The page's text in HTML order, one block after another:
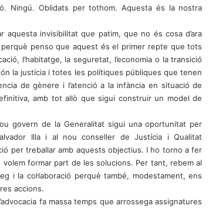
Ningú. Oblidats per tothom. Aquesta és la nostra
invisibilitat que patim, que no és cosa d’ara
penso que aquest és el primer repte que tots
l’habitatge, la seguretat, l’economia o la transició
la justícia i totes les polítiques públiques que tenen
de gènere i l’atenció a la infància en situació de
amb tot allò que sigui construir un model de
govern de la Generalitat sigui una oportunitat per
Illa i al nou conseller de Justícia i Qualitat
per treballar amb aquests objectius. I ho torno a fer
formar part de les solucions. Per tant, rebem al
i la col·laboració perquè també, modestament, ens
accions.
fa massa temps que arrossega assignatures